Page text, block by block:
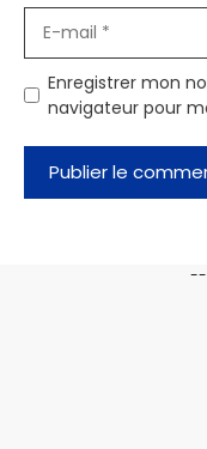
mail
Enregistrer mon
navigateur pour